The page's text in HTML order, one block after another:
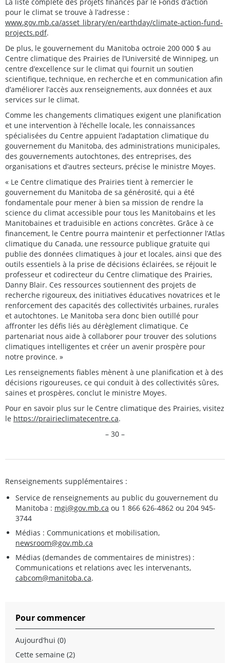
pour le climat se trouve à l’adresse :
www.gov.mb.ca/asset_library/en/earthday/climate-action-fund-
projects.pdf.
De plus, le gouvernement du Manitoba octroie 200 000 $ au
Centre climatique des Prairies de l’Université de Winnipeg, un
centre d’excellence sur le climat qui fournit un soutien
scientifique, technique, en recherche et en communication afin
d’améliorer l’accès aux renseignements, aux données et aux
services sur le climat.
Comme les changements climatiques exigent une planification
et une intervention à l’échelle locale, les connaissances
spécialisées du Centre appuient l’adaptation climatique du
gouvernement du Manitoba, des administrations municipales,
des gouvernements autochtones, des entreprises, des
organisations et d’autres secteurs, précise le ministre Moyes.
« Le Centre climatique des Prairies tient à remercier le
gouvernement du Manitoba de sa générosité, qui a été
fondamentale pour mener à bien sa mission de rendre la
science du climat accessible pour tous les Manitobains et les
Manitobaines et traduisible en actions concrètes. Grâce à ce
financement, le Centre pourra maintenir et perfectionner l’Atlas
climatique du Canada, une ressource publique gratuite qui
publie des données climatiques à jour et locales, ainsi que des
outils essentiels à la prise de décisions éclairées, se réjouit le
professeur et codirecteur du Centre climatique des Prairies,
Danny Blair. Ces ressources soutiennent des projets de
recherche rigoureux, des initiatives éducatives novatrices et le
renforcement des capacités des collectivités urbaines, rurales
et autochtones. Le Manitoba sera donc bien outillé pour
affronter les défis liés au dérèglement climatique. Ce
partenariat nous aide à collaborer pour trouver des solutions
climatiques intelligentes et créer un avenir prospère pour
notre province. »
Les renseignements fiables mènent à une planification et à des
décisions rigoureuses, ce qui conduit à des collectivités sûres,
saines et prospères, conclut le ministre Moyes.
Pour en savoir plus sur le Centre climatique des Prairies, visitez
le https://prairieclimatecentre.ca.
– 30 –
Renseignements supplémentaires :
Service de renseignements au public du gouvernement du
Manitoba : mgi@gov.mb.ca ou 1 866 626-4862 ou 204 945-
3744
Médias : Communications et mobilisation,
newsroom@gov.mb.ca
Médias (demandes de commentaires de ministres) :
Communications et relations avec les intervenants,
cabcom@manitoba.ca.
Pour commencer
Aujourd’hui (0)
Cette semaine (2)